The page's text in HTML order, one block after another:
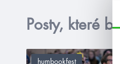
Posty, které
humbookfest